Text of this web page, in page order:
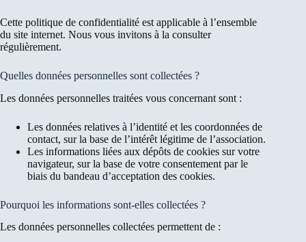
Cette politique de confidentialité est applicable à l’ensemble
du site internet. Nous vous invitons à la consulter
régulièrement.
Quelles données personnelles sont collectées ?
Les données personnelles traitées vous concernant sont :
Les données relatives à l’identité et les coordonnées de
contact, sur la base de l’intérêt légitime de l’association.
Les informations liées aux dépôts de cookies sur votre
navigateur, sur la base de votre consentement par le
biais du bandeau d’acceptation des cookies.
Pourquoi les informations sont-elles collectées ?
Les données personnelles collectées permettent de :